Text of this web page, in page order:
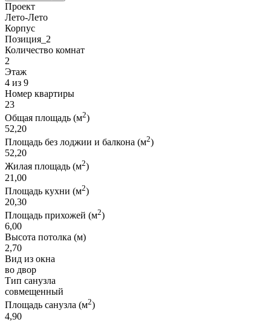
Проект
Лето-Лето
Корпус
Позиция_2
Количество комнат
2
Этаж
4 из 9
Номер квартиры
23
Общая площадь (м2)
52,20
Площадь без лоджии и балкона (м2)
52,20
Жилая площадь (м2)
21,00
Площадь кухни (м2)
20,30
Площадь прихожей (м2)
6,00
Высота потолка (м)
2,70
Вид из окна
во двор
Тип санузла
совмещенный
Площадь санузла (м2)
4,90